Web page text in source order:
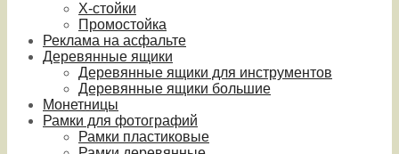
Х-стойки
Промостойка
Реклама на асфальте
Деревянные ящики
Деревянные ящики для инструментов
Деревянные ящики большие
Монетницы
Рамки для фотографий
Рамки пластиковые